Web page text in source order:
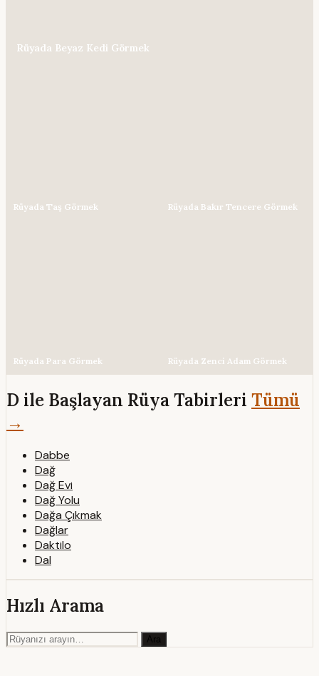
Rüyada Beyaz Kedi Görmek
Rüyada Taş Görmek Rüyada Bakır Tencere Görmek
Rüyada Para Görmek Rüyada Zenci Adam Görmek
D ile Başlayan Rüya Tabirleri Tümü
→
Dabbe
Dağ
Dağ Evi
Dağ Yolu
Dağa Çıkmak
Dağlar
Daktilo
Dal
Hızlı Arama
Ara